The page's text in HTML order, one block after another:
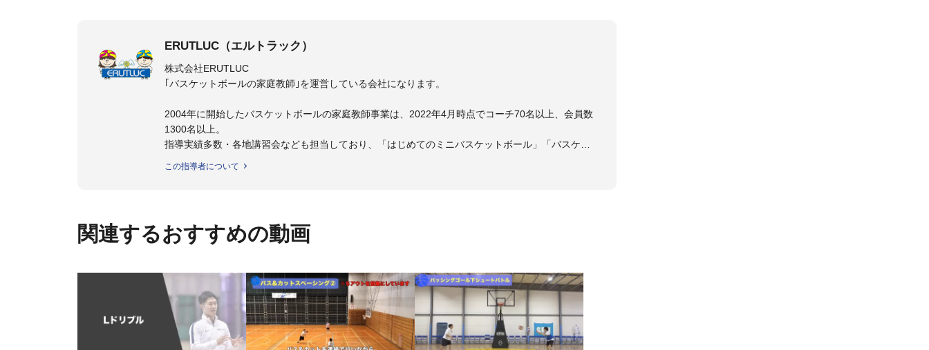
ERUTLUC（エルトラック）
株式会社ERUTLUC
｢バスケットボールの家庭教師｣を運営している会社になります。
2004年に開始したバスケットボールの家庭教師事業は、2022年4月時点でコーチ70名以上、会員数
1300名以上。
指導実績多数・各地講習会なども担当しており、「はじめてのミニバスケットボール」「バスケッ
2016年U13ナショナルキャンプヘッドコーチ
2017年U13ナショナルキャンプヘッドコーチ
2017年男子日本代表サポートコーチ
2018年U22日本代表スプリングキャンプアドバイザリーコーチ
2018年U12ナショナルキャンプヘッドコーチ
2018年U13ナショナルキャンプヘッドコーチ
この指導者について
関連するおすすめの動画